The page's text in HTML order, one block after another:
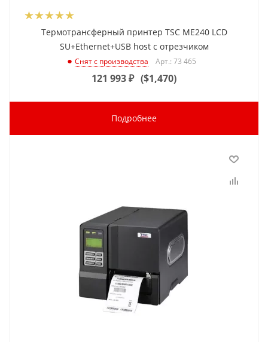
Термотрансферный принтер TSC ME240 LCD
SU+Ethernet+USB host с отрезчиком
Снят с производства Арт.: 73 465
121 993₽ ($1,470)
Подробнее